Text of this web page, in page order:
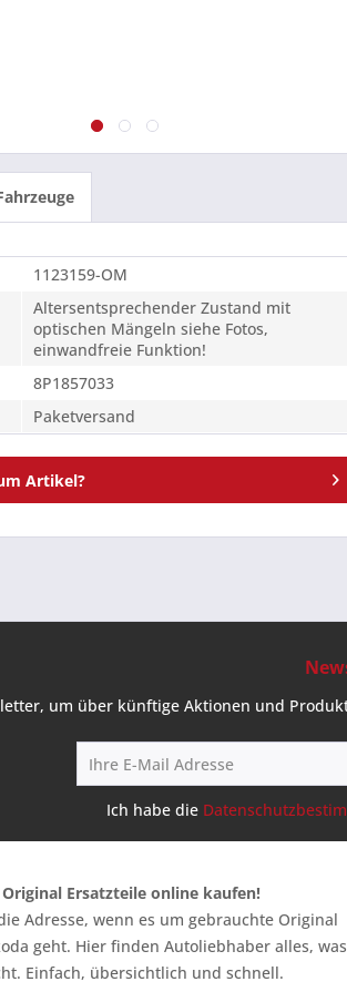
1123159-OM
Altersentsprechender Zustand mit
optischen Mängeln siehe Fotos,
einwandfreie Funktion!
8P1857033
Paketversand
Artikel?
um über künftige Aktionen und
Ich habe die
Ersatzteile online kaufen!
Adresse, wenn es um gebrauchte Original
geht. Hier finden Autoliebhaber alles, was
Einfach, übersichtlich und schnell.